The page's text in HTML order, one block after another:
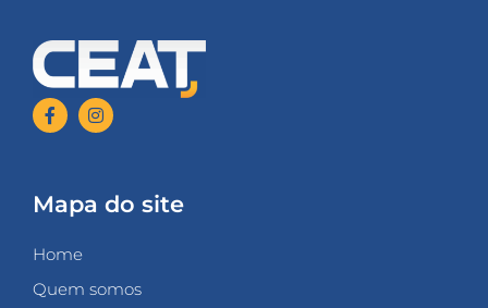
Mapa do site
Home
Quem somos